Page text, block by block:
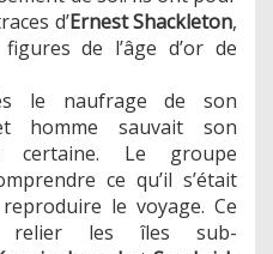
d’Ernest Shackleton,
de l’âge d’or de
le naufrage de son
homme sauvait son
certaine. Le groupe
ce qu’il s’était
le voyage. Ce
relier les îles sub-